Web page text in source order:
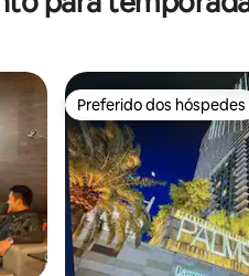
Preferido dos hóspedes
Preferido dos hóspedes